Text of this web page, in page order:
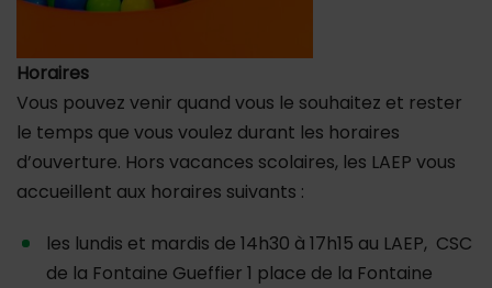
Horaires
Vous pouvez venir quand vous le souhaitez et rester
le temps que vous voulez durant les horaires
d’ouverture. Hors vacances scolaires, les LAEP vous
accueillent aux horaires suivants :
les lundis et mardis de 14h30 à 17h15 au LAEP, CSC
de la Fontaine Gueffier 1 place de la Fontaine